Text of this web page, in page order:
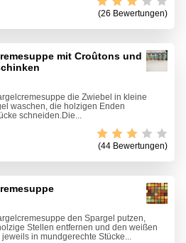
(26 Bewertungen)
mit Croûtons und
die Zwiebel in kleine
waschen, die holzigen Enden
schneiden.Die...
(44 Bewertungen)
den Spargel putzen,
Stellen entfernen und den weißen
in mundgerechte Stücke...